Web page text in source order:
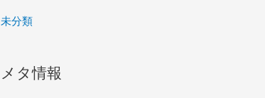
未分類
メタ情報